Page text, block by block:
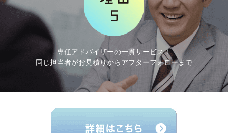
専任アドバイザーの一貫サービス！
同じ担当者がお見積りからアフターフォローまで